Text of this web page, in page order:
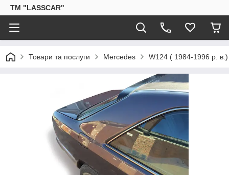
ТМ "LASSCAR"
Товари та послуги Mercedes W124 ( 1984-1996 р. в.)